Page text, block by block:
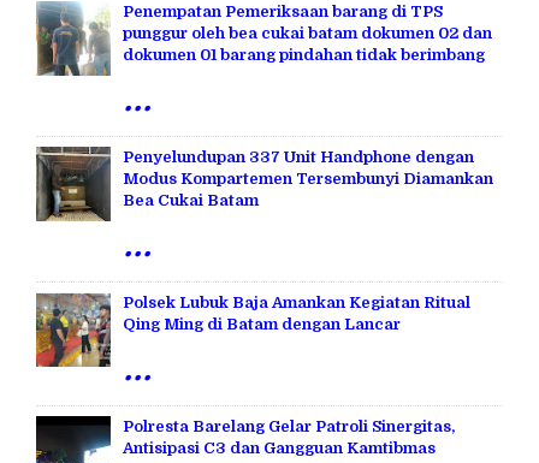
Penempatan Pemeriksaan barang di TPS
punggur oleh bea cukai batam dokumen 02 dan
dokumen 01 barang pindahan tidak berimbang
...
Penyelundupan 337 Unit Handphone dengan
Modus Kompartemen Tersembunyi Diamankan
Bea Cukai Batam
...
Polsek Lubuk Baja Amankan Kegiatan Ritual
Qing Ming di Batam dengan Lancar
...
Polresta Barelang Gelar Patroli Sinergitas,
Antisipasi C3 dan Gangguan Kamtibmas